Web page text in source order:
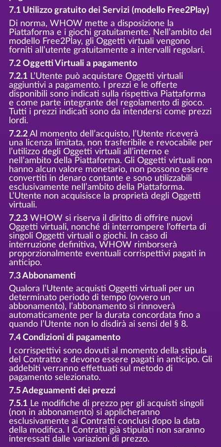
7.1 Utilizzo gratuito dei Servizi (modello Free2Play)
Di norma, WHOW mette a disposizione la
Piattaforma e i giochi gratuitamente. Nell’ambito del
modello Free2Play, gli Oggetti virtuali vengono
forniti all’utente gratuitamente a intervalli regolari.
7.2 Oggetti Virtuali a pagamento
7.2.1L’Utente può acquistare Oggetti virtuali
aggiuntivi a pagamento. I prezzi e le offerte
disponibili sono indicati sulla rispettiva Piattaforma
e come parte integrante del regolamento di gioco.
Tutti i prezzi indicati sono da intendersi come prezzi
lordi.
7.2.2Al momento dell’acquisto, l’Utente riceverà
una licenza limitata, non trasferibile e revocabile per
l’utilizzo degli Oggetti virtuali all’interno e
nell’ambito della Piattaforma. Gli Oggetti virtuali non
hanno alcun valore monetario, non possono essere
convertiti in denaro contante e sono utilizzabili
esclusivamente nell’ambito della Piattaforma.
L’Utente non acquisisce la proprietà degli Oggetti
virtuali.
7.2.3WHOW si riserva il diritto di offrire nuovi
Oggetti virtuali, nonché di interrompere l’offerta di
singoli Oggetti virtuali o giochi. In caso di
interruzione definitiva, WHOW rimborserà
proporzionalmente eventuali corrispettivi pagati in
anticipo.
7.3 Abbonamenti
Qualora l’Utente acquisti Oggetti virtuali per un
determinato periodo di tempo (ovvero un
abbonamento), l’abbonamento si rinnoverà
automaticamente per la durata concordata fino a
quando l’Utente non lo disdirà ai sensi del § 8.
7.4 Condizioni di pagamento
I corrispettivi sono dovuti al momento della stipula
del Contratto e devono essere pagati in anticipo. Gli
addebiti verranno effettuati sul metodo di
pagamento selezionato.
7.5 Adeguamenti dei prezzi
7.5.1Le modifiche di prezzo per gli acquisti singoli
(non in abbonamento) si applicheranno
esclusivamente ai Contratti conclusi dopo la data
della modifica. I Contratti già stipulati non saranno
interessati dalle variazioni di prezzo.